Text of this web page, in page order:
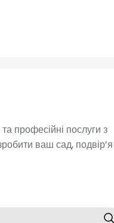
професійні послуги з
ваш сад, подвір’я